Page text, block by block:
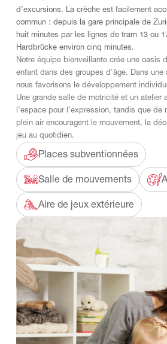
d’excursions. La crèche est facilement
commun : depuis la gare principale de
huit minutes par les lignes de tram 13 ou
Hardbrücke environ cinq minutes.
Notre équipe bienveillante crée une oasis
enfant dans des groupes d’âge. Dans une
nous favorisons le développement
Une grande salle de motricité et un atelier
l’espace pour l’expression, tandis que
plein air encouragent le mouvement, la
jeu au quotidien.
Places subventionnées
Salle de mouvements
Aire de jeux extérieure